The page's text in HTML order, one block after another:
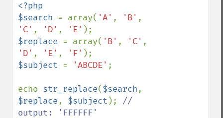
<?php
$search = array( 'A' , 'B'
'C' , 'D' , 'E'
$replace = array( 'B' , 'C'
'D' , 'E' , 'F'
$subject = 'ABCDE' ;
echo str_replace($search
$replace, $subject ); //